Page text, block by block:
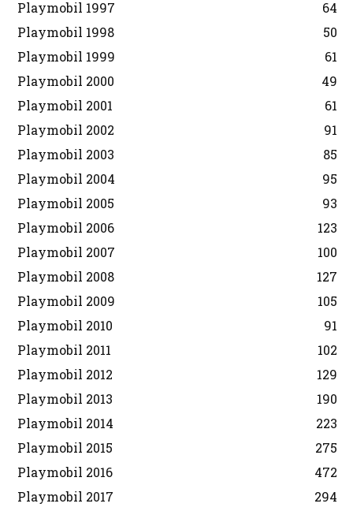
Playmobil 1997
64
Playmobil 1998
50
Playmobil 1999
61
Playmobil 2000
49
Playmobil 2001
61
Playmobil 2002
91
Playmobil 2003
85
Playmobil 2004
95
Playmobil 2005
93
Playmobil 2006
123
Playmobil 2007
100
Playmobil 2008
127
Playmobil 2009
105
Playmobil 2010
91
Playmobil 2011
102
Playmobil 2012
129
Playmobil 2013
190
Playmobil 2014
223
Playmobil 2015
275
Playmobil 2016
472
Playmobil 2017
294